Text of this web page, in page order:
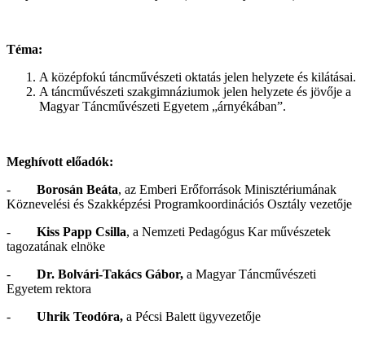
Téma:
A középfokú táncművészeti oktatás jelen helyzete és kilátásai.
A táncművészeti szakgimnáziumok jelen helyzete és jövője a
Magyar Táncművészeti Egyetem „árnyékában”.
Meghívott előadók:
- Borosán Beáta, az Emberi Erőforrások Minisztériumának
Köznevelési és Szakképzési Programkoordinációs Osztály vezetője
- Kiss Papp Csilla, a Nemzeti Pedagógus Kar művészetek
tagozatának elnöke
- Dr. Bolvári-Takács Gábor, a Magyar Táncművészeti
Egyetem rektora
- Uhrik Teodóra, a Pécsi Balett ügyvezetője